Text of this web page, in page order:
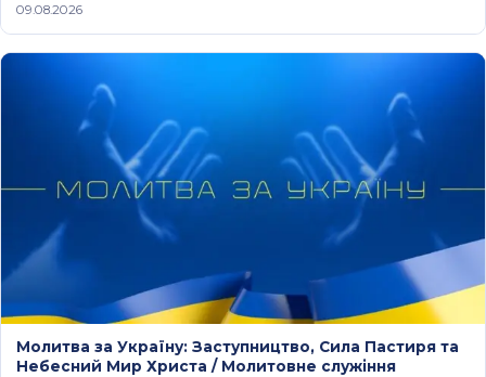
09.08.2026
Молитва за Україну: Заступництво, Сила Пастиря та
Небесний Мир Христа / Молитовне служіння